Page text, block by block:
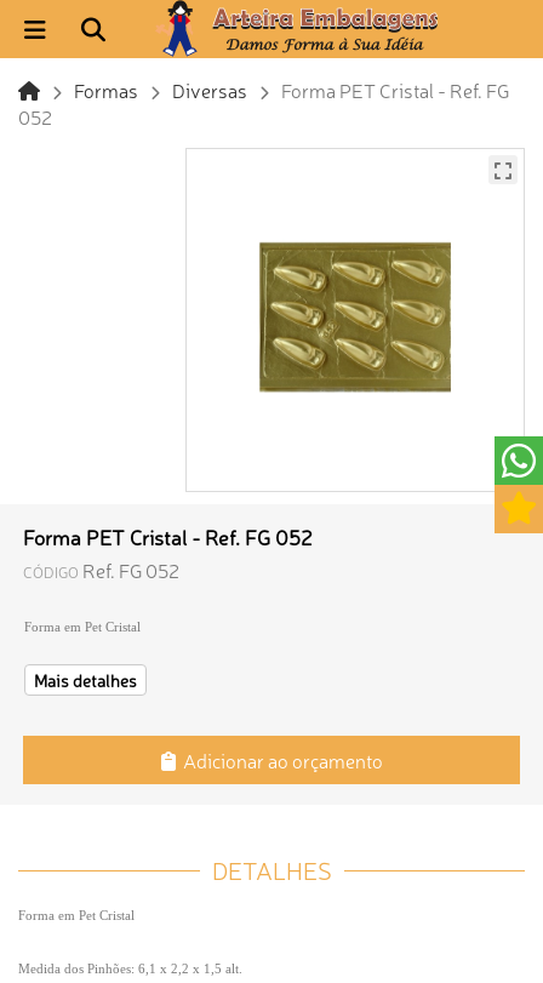
Formas Diversas
Forma PET Cristal - Ref. FG
052
Forma PET Cristal - Ref. FG 052
CÓDIGO Ref. FG 052
Forma em Pet Cristal
Mais detalhes
Adicionar ao orçamento
DETALHES
Forma em Pet Cristal
Medida dos Pinhões: 6,1 x 2,2 x 1,5 alt.